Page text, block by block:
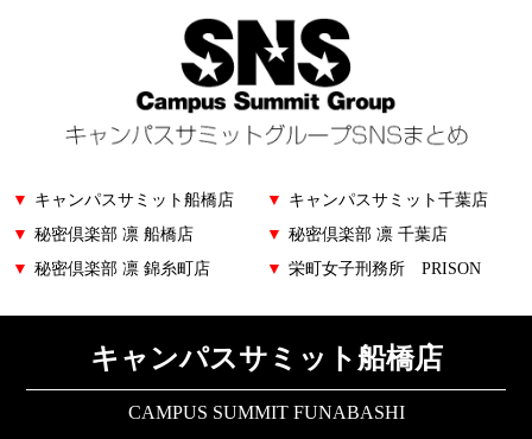
▼ キャンパスサミット船橋店 ▼ キャンパスサミット千葉店
▼ 秘密倶楽部 凛 船橋店 ▼ 秘密倶楽部 凛 千葉店
▼ 秘密倶楽部 凛 錦糸町店 ▼ 栄町女子刑務所 PRISON
キャンパスサミット船橋店
CAMPUS SUMMIT FUNABASHI